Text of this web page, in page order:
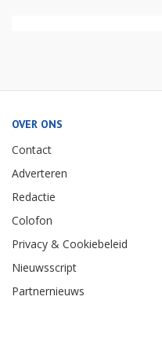
OVER ONS
Contact
Adverteren
Redactie
Colofon
Privacy & Cookiebeleid
Nieuwsscript
Partnernieuws